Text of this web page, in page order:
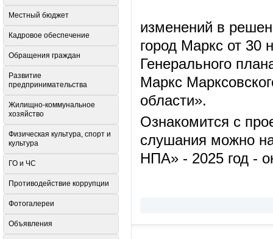
изменений в
город Маркс от 30
Генерального
Маркс
области».
Ознакомится с
слушания можно
НПА» - 2025 год -
Местный бюджет
Кадровое обеспечение
Обращения граждан
Развитие
предпринимательства
Жилищно-коммунальное
хозяйство
Физическая культура, спорт и
культура
ГО и ЧС
Противодействие коррупции
Фотогалереи
Объявления